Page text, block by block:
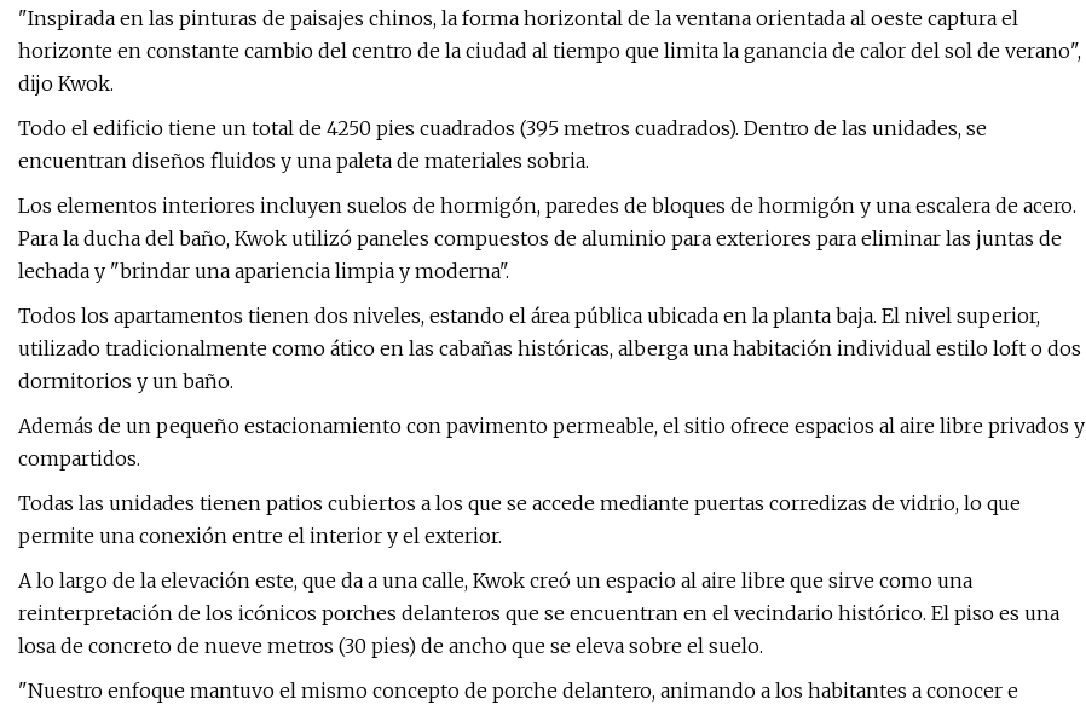
"Inspirada en las pinturas de paisajes chinos, la forma horizontal de la ventana orientada al oeste captura el
horizonte en constante cambio del centro de la ciudad al tiempo que limita la ganancia de calor del sol de verano",
dijo Kwok.
Todo el edificio tiene un total de 4250 pies cuadrados (395 metros cuadrados). Dentro de las unidades, se
encuentran diseños fluidos y una paleta de materiales sobria.
Los elementos interiores incluyen suelos de hormigón, paredes de bloques de hormigón y una escalera de acero.
Para la ducha del baño, Kwok utilizó paneles compuestos de aluminio para exteriores para eliminar las juntas de
lechada y "brindar una apariencia limpia y moderna".
Todos los apartamentos tienen dos niveles, estando el área pública ubicada en la planta baja. El nivel superior,
utilizado tradicionalmente como ático en las cabañas históricas, alberga una habitación individual estilo loft o dos
dormitorios y un baño.
Además de un pequeño estacionamiento con pavimento permeable, el sitio ofrece espacios al aire libre privados y
compartidos.
Todas las unidades tienen patios cubiertos a los que se accede mediante puertas corredizas de vidrio, lo que
permite una conexión entre el interior y el exterior.
A lo largo de la elevación este, que da a una calle, Kwok creó un espacio al aire libre que sirve como una
reinterpretación de los icónicos porches delanteros que se encuentran en el vecindario histórico. El piso es una
losa de concreto de nueve metros (30 pies) de ancho que se eleva sobre el suelo.
"Nuestro enfoque mantuvo el mismo concepto de porche delantero, animando a los habitantes a conocer e